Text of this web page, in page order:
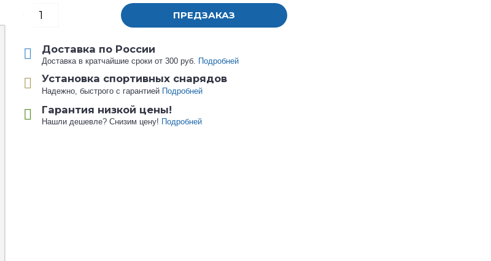
ПРЕДЗАКАЗ
Доставка по России
Доставка в кратчайшие сроки от 300 руб. Подробней
Установка спортивных снарядов
Надежно, быстрого с гарантией Подробней
Гарантия низкой цены!
Нашли дешевле? Снизим цену! Подробней